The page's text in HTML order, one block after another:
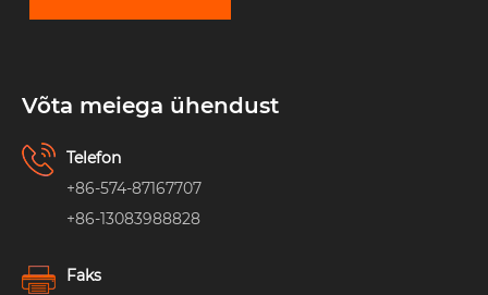
Võta meiega ühendust
Telefon
+86-574-87167707
+86-13083988828
Faks